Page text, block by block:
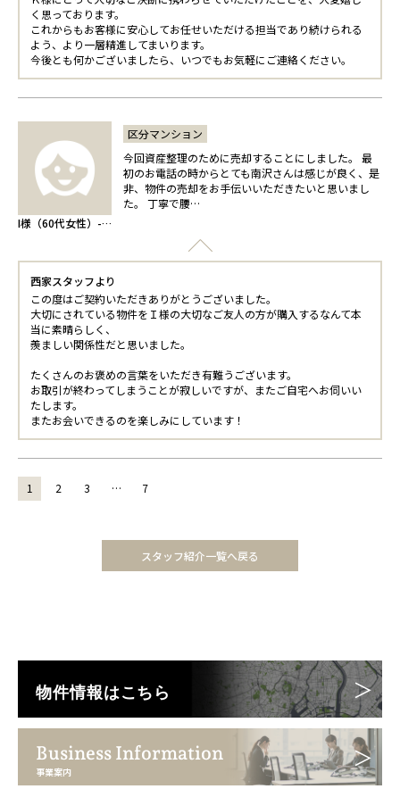
く思っております。
これからもお客様に安心してお任せいただける担当であり続けられる
よう、より一層精進してまいります。
今後とも何かございましたら、いつでもお気軽にご連絡ください。
I様（60代女性）-中古マンション/投資用/売却-
区分マンション
今回資産整理のために売却することにしました。 最
初のお電話の時からとても南沢さんは感じが良く、是
非、物件の売却をお手伝いいただきたいと思いまし
た。 丁寧で腰…
西家スタッフより
この度はご契約いただきありがとうございました。
大切にされている物件をＩ様の大切なご友人の方が購入するなんて本
当に素晴らしく、
羨ましい関係性だと思いました。
たくさんのお褒めの言葉をいただき有難うございます。
お取引が終わってしまうことが寂しいですが、またご自宅へお伺いい
たします。
またお会いできるのを楽しみにしています！
1 2 3 … 7
スタッフ紹介一覧へ戻る
物件情報はこちら
Business Information
事業案内